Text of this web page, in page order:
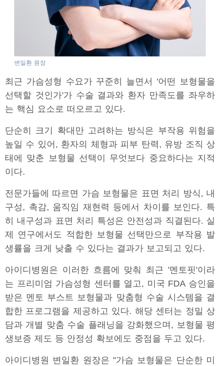
변일환 원장
최근 가슴성형 수요가 꾸준히 늘면서 '어떤 보형물을
선택할 것인가'가 수술 결과와 환자 만족도를 좌우하
는 핵심 요소로 떠오르고 있다.
단순히 크기 확대만 고려하는 방식은 부작용 위험을
높일 수 있어, 환자의 체형과 피부 탄력, 유방 조직 상
태에 맞춘 보형물 선택이 무엇보다 중요하다는 지적
이다.
전문가들에 따르면 가슴 보형물은 표면 처리 방식, 내
구성, 촉감, 움직임 재현력 등에서 차이를 보인다. 특
히 내구성과 표면 처리 특성은 안전성과 직결된다. 실
제 연구에서도 적합한 보형물 선택만으로 부작용 발
생률을 크게 낮출 수 있다는 결과가 보고되고 있다.
아이디병원은 이러한 흐름에 맞춰 최근 '멘토핏'이라
는 프리미엄 가슴성형 센터를 열고, 미국 FDA 승인을
받은 멘토 부스트 보형물과 맞춤형 수술 시스템을 결
합한 프로그램을 제공하고 있다. 해당 센터는 정밀 상
담과 개별 맞춤 수술 플래닝을 강화했으며, 보형물 평
생보증 제도 등 안정성 확보에도 중점을 두고 있다.
아이디병원 변일환 원장은 "가슴 보형물은 단순한 미